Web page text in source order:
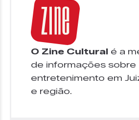
O Zine Cultural é a
de informações sobre
entretenimento em
e região.